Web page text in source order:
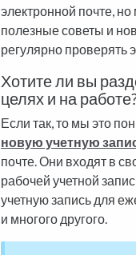
электронной почте,
полезные советы и
регулярно проверять
Хотите ли вы
целях и на
Если так, то мы это
новую учетную
почте. Они входят в
рабочей учетной
учетную запись для
и многого другого.